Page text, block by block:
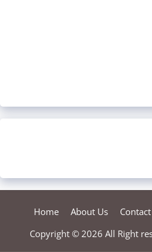
Home About Us
Copyright © 2026 All Right